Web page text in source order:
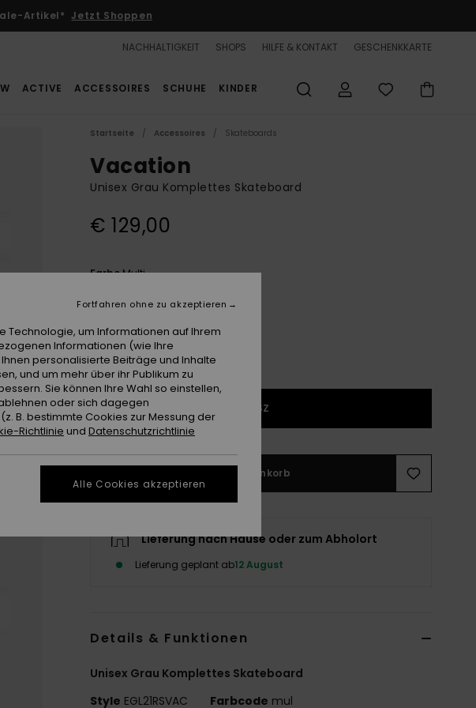
Artikel* Jetzt Shoppen
NACHHALTIGKEIT SHOPS HILFE & KONTAKT GESCHENKKARTE
ACTIVE ACCESSOIRES SCHUHE KINDER
Startseite Accessoires Skateboards
Vacation
Unisex Grau Komplettes Skateboard
€ 129,00
FarbeMulti
1SZ
In den Warenkorb
Lieferung nach Hause oder zum Abholort
Lieferung geplant ab12 August
Details & Funktionen
Unisex Grau Komplettes Skateboard
Style EGL21RSVAC Farbcode mul
um Informationen auf Ihrem
Informationen (wie Ihre
personalisierte Beiträge und Inhalte
und um mehr über ihr Publikum zu
Sie können Ihre Wahl so einstellen,
oder sich dagegen
B. bestimmte Cookies zur Messung der
Richtlinie und Datenschutzrichtlinie
Fortfahren ohne zu akzeptieren
Alle Cookies akzeptieren